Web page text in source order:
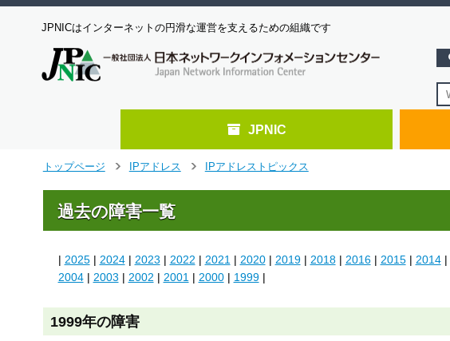
JPNICはインターネットの円滑な運営を支えるための組織です
JPNIC
トップページ
IPアドレス
IPアドレストピックス
過去の障害一覧
| 2025| 2024| 2023 | 2022 | 2021| 2020| 2019| 2018| 2016| 2015| 2014|
2004| 2003 | 2002 | 2001| 2000| 1999|
1999年の障害